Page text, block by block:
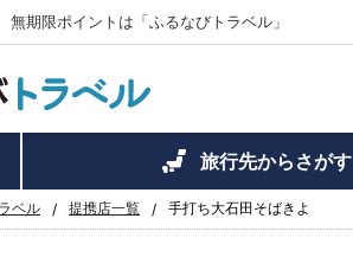
期限ポイントは「ふるなびトラベル」
旅行先からさがす
ベル 提携店一覧 手打ち大石田そばきよ